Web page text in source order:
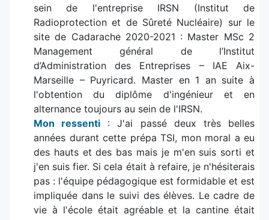
sein de l'entreprise IRSN (Institut de
Radioprotection et de Sûreté Nucléaire) sur le
site de Cadarache 2020-2021 : Master MSc 2
Management général de l’Institut
d’Administration des Entreprises – IAE Aix-
Marseille – Puyricard. Master en 1 an suite à
l'obtention du diplôme d'ingénieur et en
alternance toujours au sein de l'IRSN.
Mon ressenti : J'ai passé deux très belles
années durant cette prépa TSI, mon moral a eu
des hauts et des bas mais je m'en suis sorti et
j'en suis fier. Si cela était à refaire, je n'hésiterais
pas : l'équipe pédagogique est formidable et est
impliquée dans le suivi des élèves. Le cadre de
vie à l'école était agréable et la cantine était